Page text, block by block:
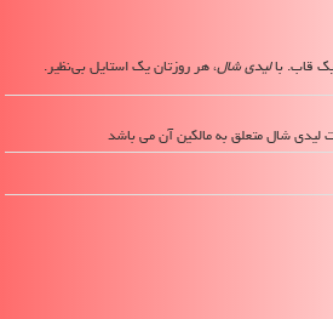
قاب. بالیدی شال، هر روزتان یک استایل بی‌نظیر.